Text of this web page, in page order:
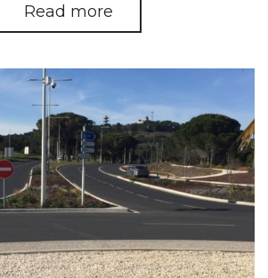
Read more